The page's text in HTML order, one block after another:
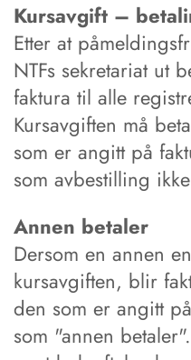
Kursavgift –
Etter at
NTFs sekretariat ut
faktura til alle
Kursavgiften må
som er angitt på
som avbestilling
Annen betaler
Dersom en annen
kursavgiften, blir
den som er angitt
som "annen